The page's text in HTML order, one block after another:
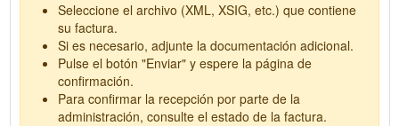
Seleccione el archivo (XML, XSIG, etc.) que contiene
su factura.
Si es necesario, adjunte la documentación adicional.
Pulse el botón "Enviar" y espere la página de
confirmación.
Para confirmar la recepción por parte de la
administración, consulte el estado de la factura.